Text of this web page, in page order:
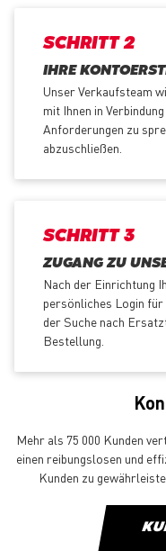
SCHRITT 2
IHRE
Unser Verkaufsteam
mit Ihnen in
Anforderungen zu
abzuschließen.
SCHRITT 3
ZUGANG ZU
Nach der Einrichtung
persönliches Login für
der Suche nach
Bestellung.
Mehr als 75 000 Kunden
einen reibungslosen und
Kunden zu